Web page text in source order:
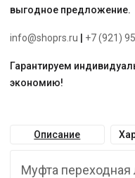
выгодное предложение.
info@shoprs.ru +7 (921)
Гарантируем
экономию!
Описание
Муфта переходная